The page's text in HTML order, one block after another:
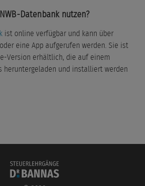
Datenbank nutzen?
ist online verfügbar und kann über
eine App aufgerufen werden. Sie ist
Version erhältlich, die auf einem
heruntergeladen und installiert werden